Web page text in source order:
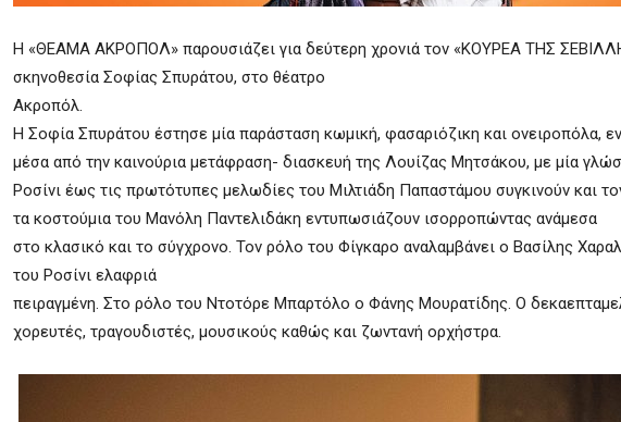
Η «ΘΕΑΜΑ ΑΚΡΟΠΟΛ» παρουσιάζει για δεύτερη χρονιά τον «ΚΟΥΡΕΑ ΤΗΣ
σκηνοθεσία Σοφίας Σπυράτου, στο θέατρο
Ακροπόλ.
Η Σοφία Σπυράτου έστησε μία παράσταση κωμική, φασαριόζικη και ονειροπόλα,
μέσα από την καινούρια μετάφραση- διασκευή της Λουίζας Μητσάκου, με μία
Ροσίνι έως τις πρωτότυπες μελωδίες του Μιλτιάδη Παπαστάμου συγκινούν και
τα κοστούμια του Μανόλη Παντελιδάκη εντυπωσιάζουν ισορροπώντας ανάμεσα
στο κλασικό και το σύγχρονο. Τον ρόλο του Φίγκαρο αναλαμβάνει ο Βασίλης
του Ροσίνι ελαφριά
πειραγμένη. Στο ρόλο του Ντοτόρε Μπαρτόλο ο Φάνης Μουρατίδης. Ο
χορευτές, τραγουδιστές, μουσικούς καθώς και ζωντανή ορχήστρα.